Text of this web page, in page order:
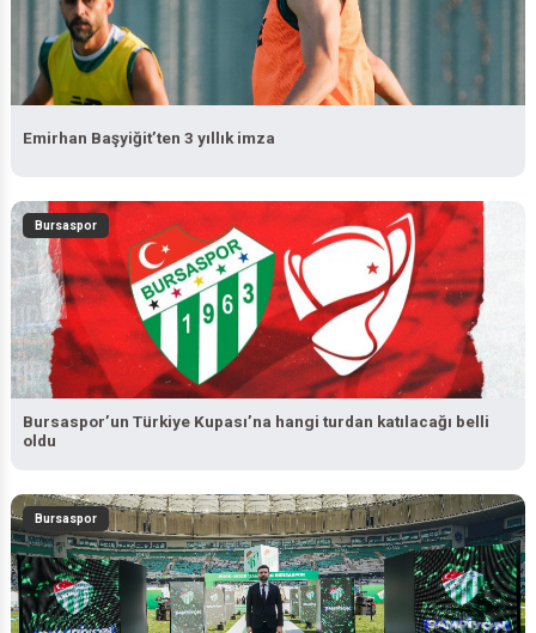
Emirhan Başyiğit’ten 3 yıllık imza
Bursaspor
Bursaspor’un Türkiye Kupası’na hangi turdan katılacağı belli
oldu
Bursaspor